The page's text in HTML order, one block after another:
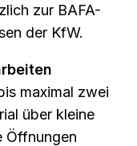
zur BAFA-
der KfW.
maximal zwei
über kleine
Öffnungen